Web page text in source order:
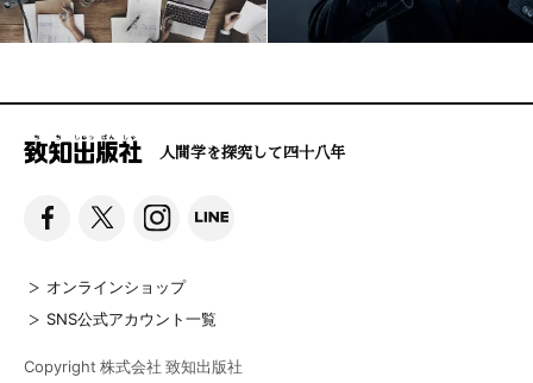
人間学を探究して四十八年
オンラインショップ
SNS公式アカウント一覧
Copyright 株式会社 致知出版社